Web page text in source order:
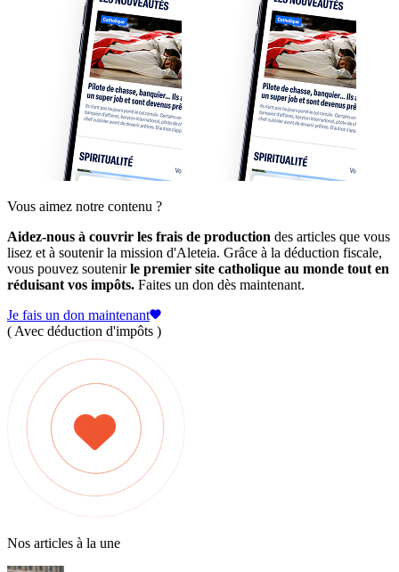
Vous aimez notre contenu ?
Aidez-nous à couvrir les frais de production des articles que vous
lisez et à soutenir la mission d'Aleteia. Grâce à la déduction fiscale,
vous pouvez soutenirle premier site catholique au monde tout en
réduisant vos impôts. Faites un don dès maintenant.
Je fais un don maintenant
( Avec déduction d'impôts )
Nos articles à la une